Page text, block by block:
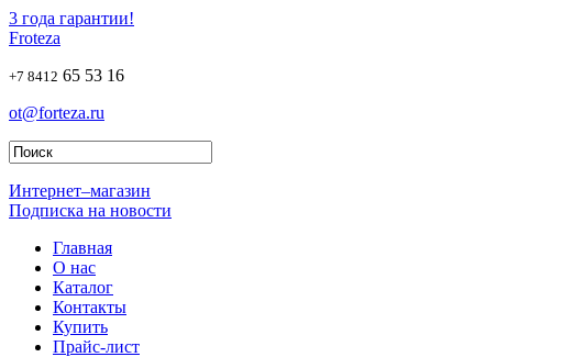
3 года гарантии!
Froteza
+7 8412 65 53 16
ot@forteza.ru
Интернет–магазин
Подписка на новости
Главная
О нас
Каталог
Контакты
Купить
Прайс-лист